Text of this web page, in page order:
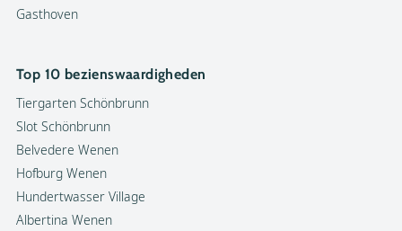
Gasthoven
Top 10 bezienswaardigheden
Tiergarten Schönbrunn
Slot Schönbrunn
Belvedere Wenen
Hofburg Wenen
Hundertwasser Village
Albertina Wenen